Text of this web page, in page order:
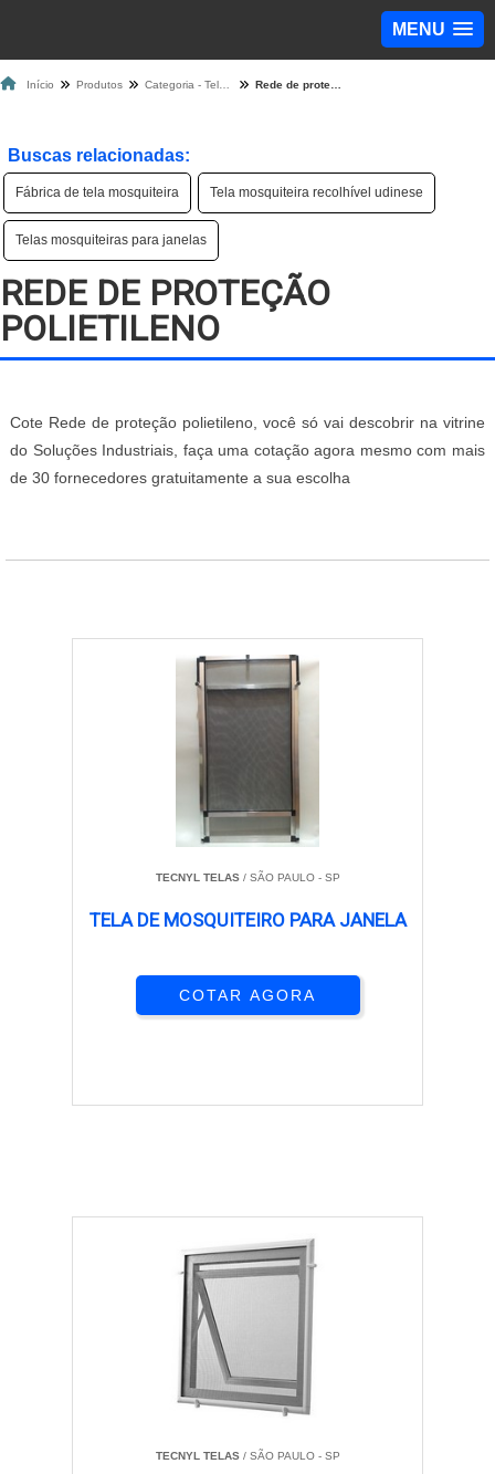
MENU
Início Produtos
Buscas relacionadas:
Fábrica de tela mosquiteira Tela mosquiteira recolhível udinese
Telas mosquiteiras para janelas
REDE DE PROTEÇÃO
POLIETILENO
Cote Rede de proteção polietileno, você só vai descobrir na vitrine
do Soluções Industriais, faça uma cotação agora mesmo com mais
de 30 fornecedores gratuitamente a sua escolha
TECNYL TELAS/ SÃO PAULO - SP
TELA DE MOSQUITEIRO PARA JANELA
COTAR AGORA
TECNYL TELAS/ SÃO PAULO - SP